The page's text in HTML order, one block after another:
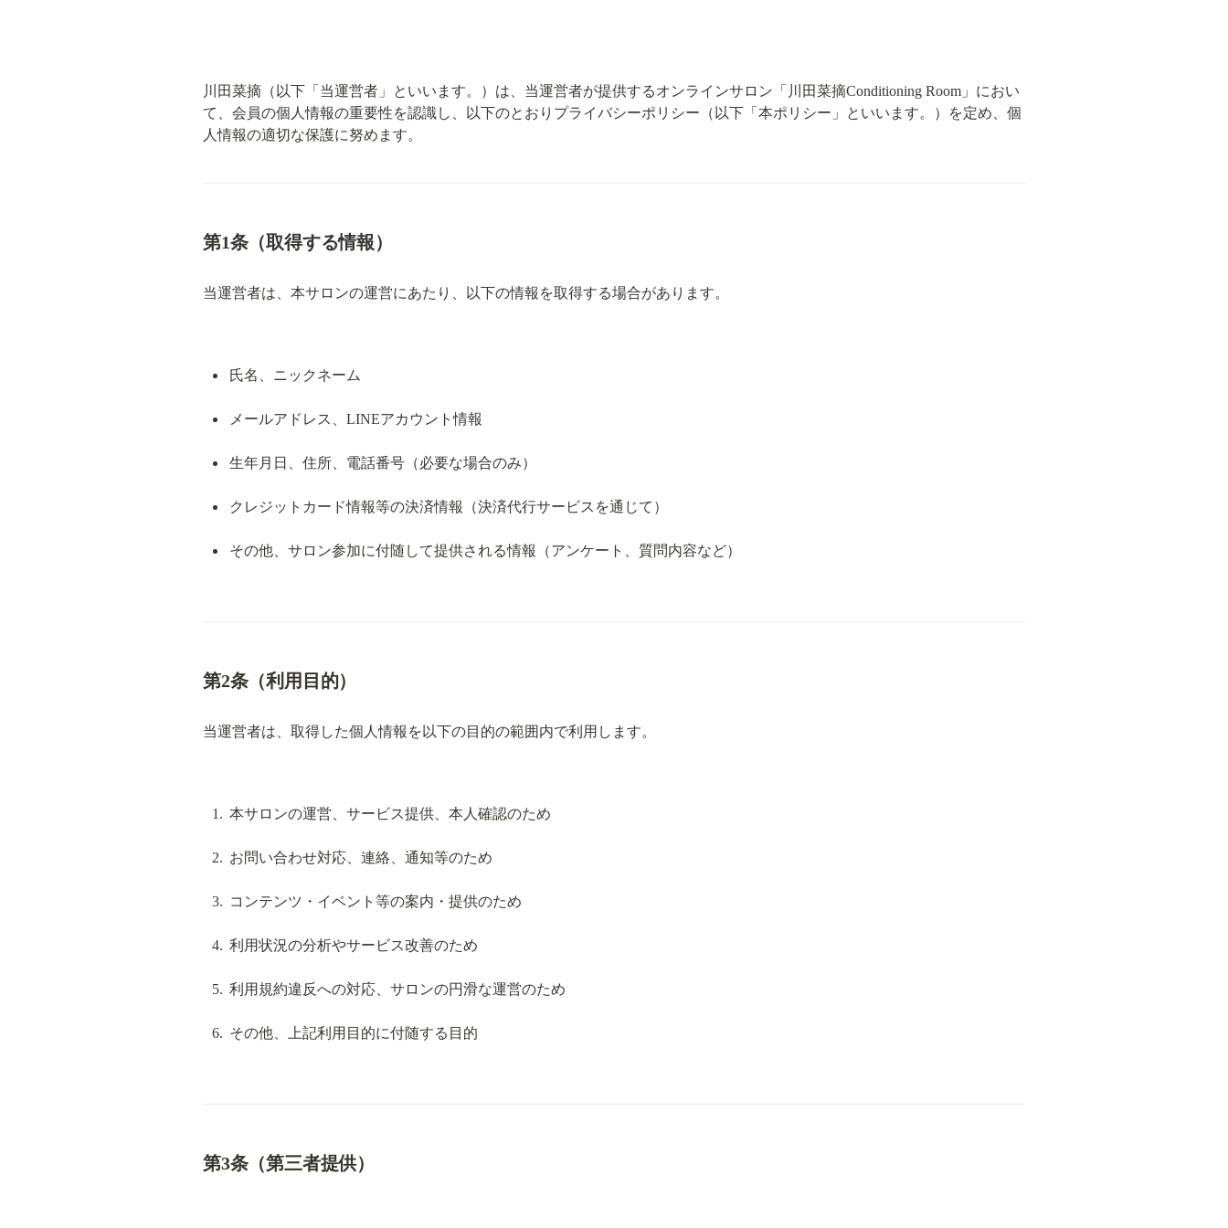
川田菜摘（以下「当運営者」といいます。）は、当運営者が提供するオンラインサロン「川田菜摘Conditioning Room」におい
て、会員の個人情報の重要性を認識し、以下のとおりプライバシーポリシー（以下「本ポリシー」といいます。）を定め、個
人情報の適切な保護に努めます。
第1条（取得する情報）
当運営者は、本サロンの運営にあたり、以下の情報を取得する場合があります。
氏名、ニックネーム
メールアドレス、LINEアカウント情報
生年月日、住所、電話番号（必要な場合のみ）
クレジットカード情報等の決済情報（決済代行サービスを通じて）
その他、サロン参加に付随して提供される情報（アンケート、質問内容など）
第2条（利用目的）
当運営者は、取得した個人情報を以下の目的の範囲内で利用します。
本サロンの運営、サービス提供、本人確認のため
お問い合わせ対応、連絡、通知等のため
コンテンツ・イベント等の案内・提供のため
利用状況の分析やサービス改善のため
利用規約違反への対応、サロンの円滑な運営のため
その他、上記利用目的に付随する目的
第3条（第三者提供）